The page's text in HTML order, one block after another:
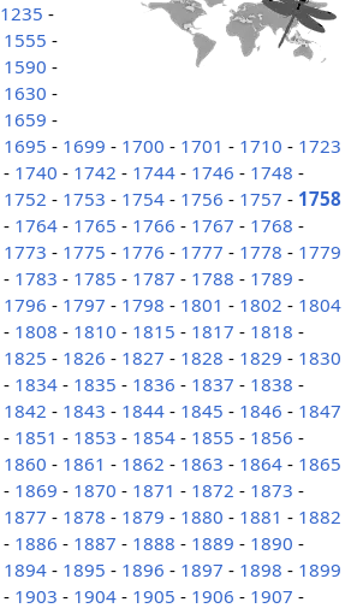
1235 -
1555 -
1590 -
1630 -
1659 -
1695 - 1699 - 1700 - 1701 - 1710 - 1723
- 1740 - 1742 - 1744- 1746 - 1748 -
1752 - 1753 - 1754- 1756 - 1757 - 1758
- 1764- 1765 - 1766 - 1767 - 1768 -
1773 - 1775 - 1776 - 1777 - 1778 - 1779
- 1783 - 1785 - 1787 - 1788 - 1789 -
1796 - 1797 - 1798 - 1801 - 1802 - 1804
- 1808 - 1810 - 1815 - 1817 - 1818 -
1825 - 1826 - 1827 - 1828 - 1829 - 1830
- 1834- 1835 - 1836 - 1837 - 1838 -
1842 - 1843 - 1844- 1845 - 1846 - 1847
- 1851 - 1853 - 1854- 1855 - 1856 -
1860 - 1861 - 1862 - 1863 - 1864- 1865
- 1869 - 1870 - 1871 - 1872 - 1873 -
1877 - 1878 - 1879 - 1880 - 1881 - 1882
- 1886 - 1887 - 1888 - 1889 - 1890 -
1894- 1895 - 1896 - 1897 - 1898 - 1899
- 1903 - 1904- 1905 - 1906 - 1907 -